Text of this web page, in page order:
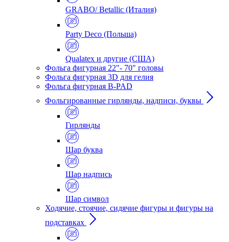
GRABO/ Betallic (Италия)
Party Deco (Польша)
Qualatex и другие (США)
Фольга фигурная 22"- 70" головы
Фольга фигурная 3D для гелия
Фольга фигурная B-PAD
Фольгированные гирлянды, надписи, буквы
Гирлянды
Шар буква
Шар надпись
Шар символ
Ходячие, стоячие, сидячие фигуры и фигуры на
подставках